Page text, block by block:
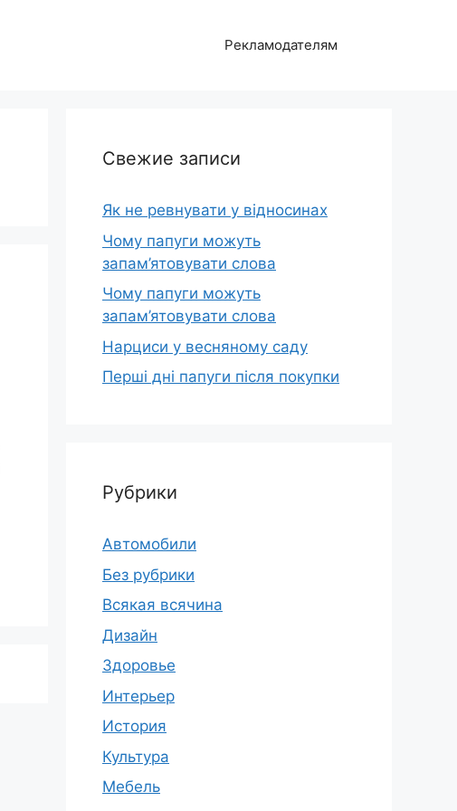
Рекламодателям
Свежие записи
Як не ревнувати у відносинах
Чому папуги можуть
запам’ятовувати слова
Чому папуги можуть
запам’ятовувати слова
Нарциси у весняному саду
Перші дні папуги після покупки
Рубрики
Автомобили
Без рубрики
Всякая всячина
Дизайн
Здоровье
Интерьер
История
Культура
Мебель